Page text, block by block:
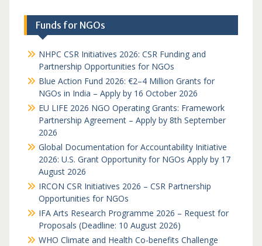
Funds for NGOs
NHPC CSR Initiatives 2026: CSR Funding and
Partnership Opportunities for NGOs
Blue Action Fund 2026: €2–4 Million Grants for
NGOs in India – Apply by 16 October 2026
EU LIFE 2026 NGO Operating Grants: Framework
Partnership Agreement – Apply by 8th September
2026
Global Documentation for Accountability Initiative
2026: U.S. Grant Opportunity for NGOs Apply by 17
August 2026
IRCON CSR Initiatives 2026 – CSR Partnership
Opportunities for NGOs
IFA Arts Research Programme 2026 – Request for
Proposals (Deadline: 10 August 2026)
WHO Climate and Health Co-benefits Challenge